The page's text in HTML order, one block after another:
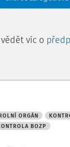
víc o
ORGÁN
BOZP